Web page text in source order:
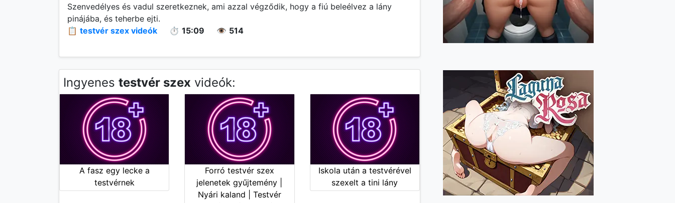
Szenvedélyes és vadul szeretkeznek, ami azzal végződik, hogy a fiú beleélvez a lány
pinájába, és teherbe ejti.
📋 testvér szex videók ⏱️ 15:09 👁️ 514
Ingyenes testvér szex videók:
A fasz egy lecke a
testvérnek
Forró testvér szex
jelenetek gyűjtemény |
Nyári kaland | Testvér
Iskola után a testvérével
szexelt a tini lány